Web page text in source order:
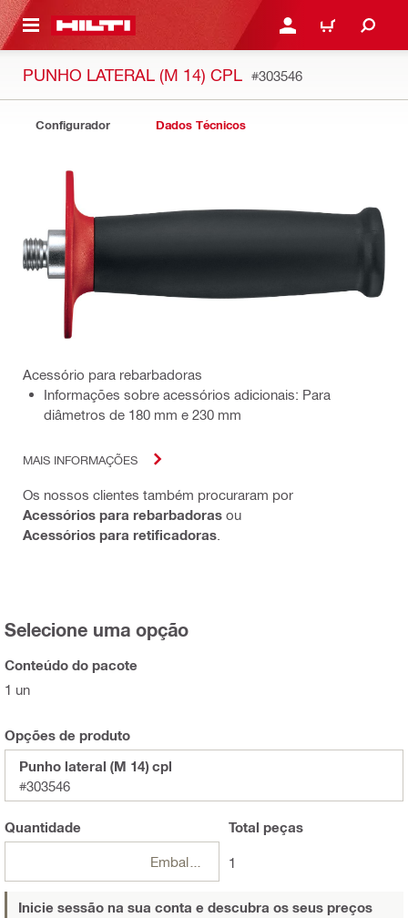
PRINCIPAL ENTRAR OU CADASTRAR
CARRINHO
PUNHO LATERAL (M 14) CPL #303546
Configurador Dados Técnicos
Acessório para rebarbadoras
Informações sobre acessórios adicionais: Para
diâmetros de 180 mm e 230 mm
MAIS INFORMAÇÕES
Os nossos clientes também procuraram por
Acessórios para rebarbadoras ou
Acessórios para retificadoras
Selecione uma opção
Conteúdo do pacote
1 un
Opções de produto
Punho lateral (M 14) cpl
#303546
Quantidade
Embalagens
Total peças
1
Inicie sessão na sua conta e descubra os seus preços